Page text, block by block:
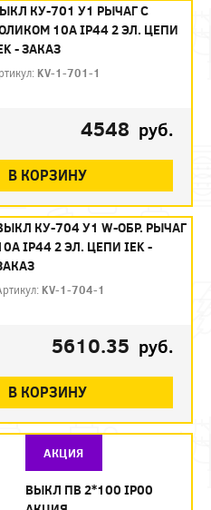
КУ-701 У1 РЫЧАГ С
10А IP44 2 ЭЛ. ЦЕПИ
- ЗАКАЗ
KV-1-701-1
4548 руб.
В КОРЗИНУ
КУ-704 У1 W-ОБР. РЫЧАГ
IP44 2 ЭЛ. ЦЕПИ IEK -
KV-1-704-1
5610.35 руб.
В КОРЗИНУ
АКЦИЯ
ВЫКЛ ПВ 2*100 IP00